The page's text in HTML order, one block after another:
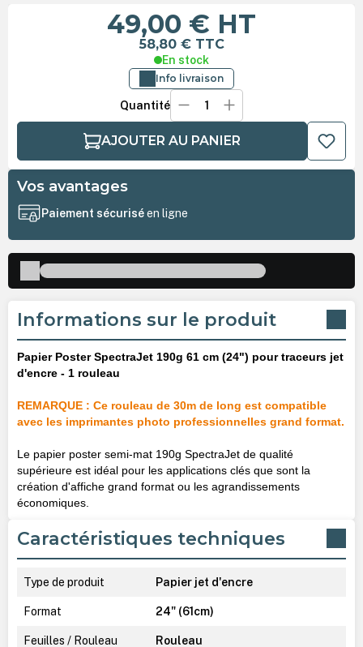
49,00 € HT
58,80 € TTC
En stock
Info livraison
Quantité
AJOUTER AU PANIER
Vos avantages
Paiement sécuriséen ligne
Informations sur le produit
Papier Poster SpectraJet 190g 61 cm (24") pour traceurs jet
d'encre - 1 rouleau
REMARQUE : Ce rouleau de 30m de long est compatible
avec les imprimantes photo professionnelles grand format.
Le papier poster semi-mat 190g SpectraJet de qualité
supérieure est idéal pour les applications clés que sont la
création d'affiche grand format ou les agrandissements
économiques.
Caractéristiques techniques
Type de produit Papier jet d'encre
Format 24" (61cm)
Feuilles / Rouleau Rouleau